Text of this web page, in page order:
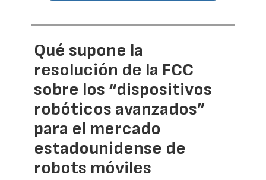
Qué supone la
resolución de la FCC
sobre los “dispositivos
robóticos avanzados”
para el mercado
estadounidense de
robots móviles